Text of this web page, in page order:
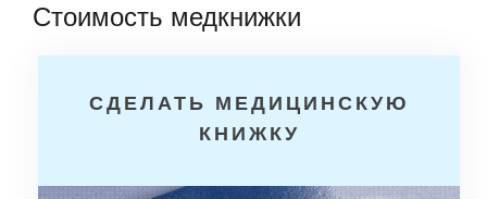
Стоимость медкнижки
СДЕЛАТЬ МЕДИЦИНСКУЮ
КНИЖКУ